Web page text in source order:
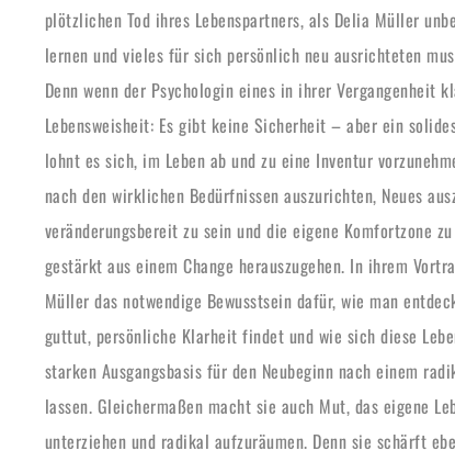
plötzlichen Tod ihres Lebenspartners, als Delia Müller
lernen und vieles für sich persönlich neu ausrichteten
Denn wenn der Psychologin eines in ihrer Vergangenheit
Lebensweisheit: Es gibt keine Sicherheit – aber ein
lohnt es sich, im Leben ab und zu eine Inventur
nach den wirklichen Bedürfnissen auszurichten, Neues
veränderungsbereit zu sein und die eigene Komfortzone
gestärkt aus einem Change herauszugehen. In ihrem
Müller das notwendige Bewusstsein dafür, wie man
guttut, persönliche Klarheit findet und wie sich diese
starken Ausgangsbasis für den Neubeginn nach einem
lassen. Gleichermaßen macht sie auch Mut, das eigene
unterziehen und radikal aufzuräumen. Denn sie schärft